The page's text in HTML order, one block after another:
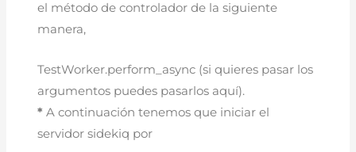
el método de controlador de la siguiente
manera,
TestWorker.perform_async (si quieres pasar los
argumentos puedes pasarlos aquí).
* A continuación tenemos que iniciar el
servidor sidekiq por